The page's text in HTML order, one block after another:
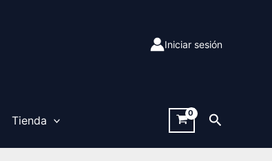
Iniciar sesión
Tienda Buscar